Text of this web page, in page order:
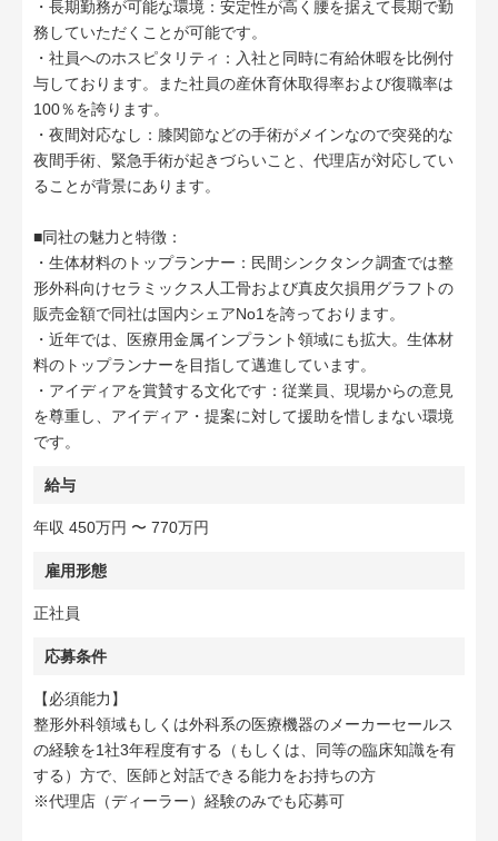
・長期勤務が可能な環境：安定性が高く腰を据えて長期で勤
務していただくことが可能です。
・社員へのホスピタリティ：入社と同時に有給休暇を比例付
与しております。また社員の産休育休取得率および復職率は
100％を誇ります。
・夜間対応なし：膝関節などの手術がメインなので突発的な
夜間手術、緊急手術が起きづらいこと、代理店が対応してい
ることが背景にあります。
■同社の魅力と特徴：
・生体材料のトップランナー：民間シンクタンク調査では整
形外科向けセラミックス人工骨および真皮欠損用グラフトの
販売金額で同社は国内シェアNo1を誇っております。
・近年では、医療用金属インプラント領域にも拡大。生体材
料のトップランナーを目指して邁進しています。
・アイディアを賞賛する文化です：従業員、現場からの意見
を尊重し、アイディア・提案に対して援助を惜しまない環境
です。
給与
年収 450万円 〜 770万円
雇用形態
正社員
応募条件
【必須能力】
整形外科領域もしくは外科系の医療機器のメーカーセールス
の経験を1社3年程度有する（もしくは、同等の臨床知識を有
する）方で、医師と対話できる能力をお持ちの方
※代理店（ディーラー）経験のみでも応募可